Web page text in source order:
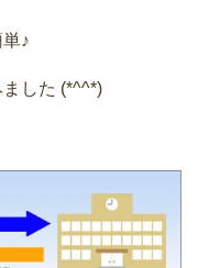
♪
した (*^^*)